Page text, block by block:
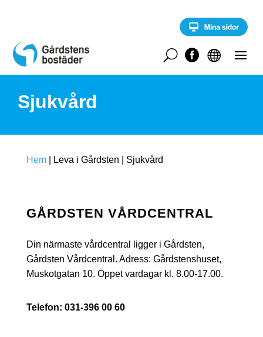
c
n


U
Sjukvård
Hem Leva i Gårdsten Sjukvård
GÅRDSTEN VÅRDCENTRAL
Din närmaste vårdcentral ligger i Gårdsten,
Gårdsten Vårdcentral. Adress: Gårdstenshuset,
Muskotgatan 10. Öppet vardagar kl. 8.00-17.00.
Telefon: 031-396 00 60